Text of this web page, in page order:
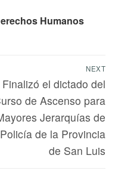
Humanos
NEXT
Finalizó el dictado del
de Ascenso para
Jerarquías de
de la Provincia
de San Luis